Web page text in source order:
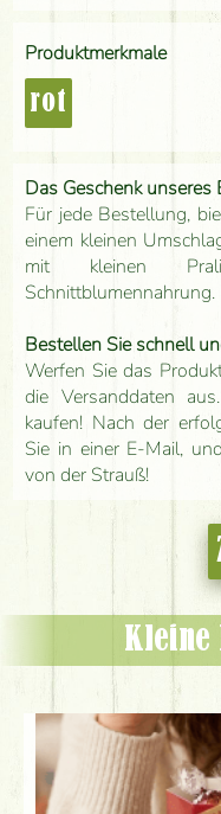
Produktmerkmale
rot
Das Geschenk
Für jede Bestellung,
einem kleinen
mit kleinen
Schnittblumennahrung.
Bestellen Sie schnell
Werfen Sie das
die Versanddaten
kaufen! Nach der
Sie in einer E-Mail,
von der Strauß!
Kleine